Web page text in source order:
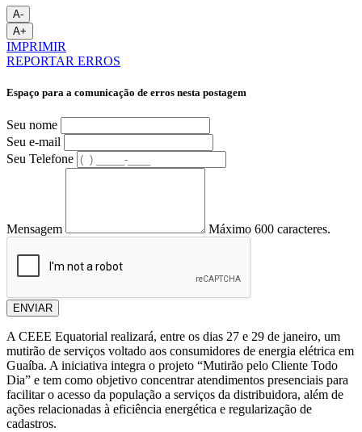
A-
A+
IMPRIMIR
REPORTAR ERROS
Espaço para a comunicação de erros nesta postagem
Seu nome
Seu e-mail
Seu Telefone
Mensagem Máximo 600 caracteres.
ENVIAR
A CEEE Equatorial realizará, entre os dias 27 e 29 de janeiro, um
mutirão de serviços voltado aos consumidores de energia elétrica em
Guaíba. A iniciativa integra o projeto “Mutirão pelo Cliente Todo
Dia” e tem como objetivo concentrar atendimentos presenciais para
facilitar o acesso da população a serviços da distribuidora, além de
ações relacionadas à eficiência energética e regularização de
cadastros.